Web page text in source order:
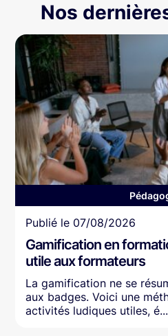
Nos
Article
Publié le 07/08/2026
Gamification en
utile aux formateurs
La gamification ne se
aux badges. Voici une
activités ludiques utiles, é...